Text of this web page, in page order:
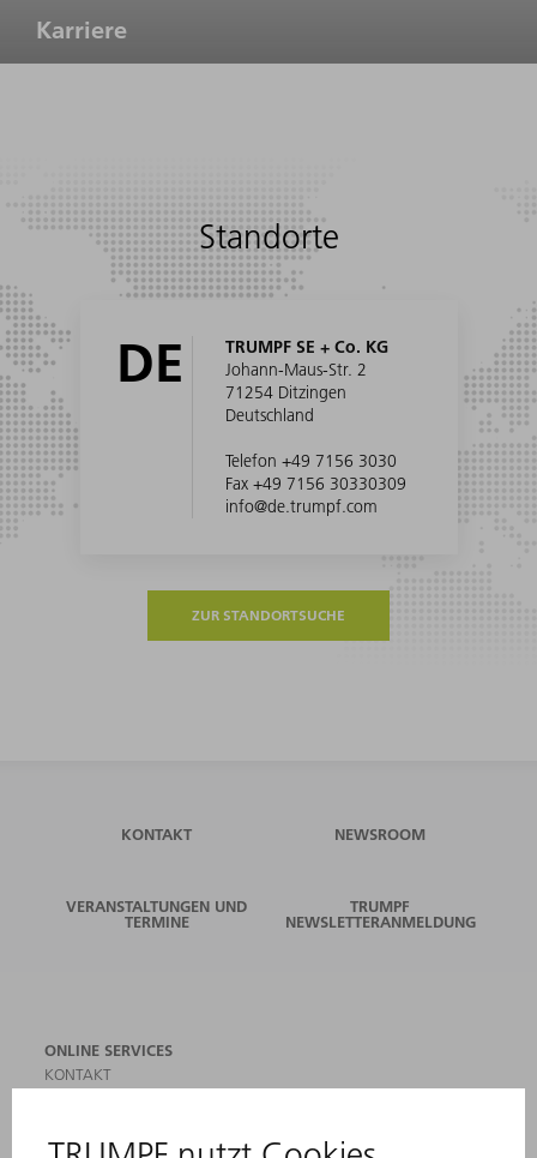
Karriere
Standorte
DE
TRUMPF SE + Co. KG
Johann-Maus-Str. 2
71254 Ditzingen
Deutschland
Telefon +49 7156 3030
Fax +49 7156 30330309
info@de.trumpf.com
ZUR STANDORTSUCHE
KONTAKT NEWSROOM
VERANSTALTUNGEN UND
TERMINE
TRUMPF
NEWSLETTERANMELDUNG
ONLINE SERVICES
KONTAKT
VERANSTALTUNGEN UND TERMINE